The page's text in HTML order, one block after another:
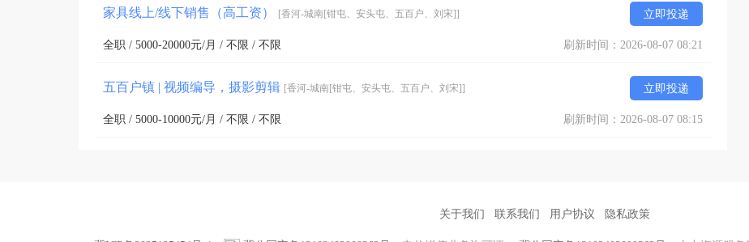
家具线上/线下销售（高工资） [香河-城南[钳屯、安头屯、五百户、刘宋]] 立即投递
全职 / 5000-20000元/月 / 不限 / 不限 刷新时间：2026-08-07 08:21
五百户镇 | 视频编导，摄影剪辑 [香河-城南[钳屯、安头屯、五百户、刘宋]] 立即投递
全职 / 5000-10000元/月 / 不限 / 不限 刷新时间：2026-08-07 08:15
关于我们 联系我们 用户协议 隐私政策